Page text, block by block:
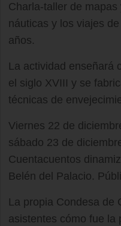
Charla-taller de
náuticas y los viajes
años.
La actividad enseñará
el siglo XVIII y se
técnicas de
Viernes 22 de
sábado 23 de
Cuentacuentos
Belén del Palacio.
La propia Condesa de
asistentes cómo fue la